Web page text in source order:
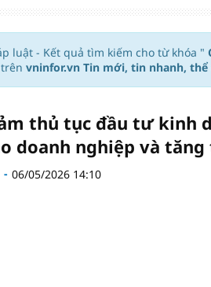
2026/27 nới suất ngoại binh
luật - Kết quả tìm kiếm cho từ khóa "
vninfor.vn Tin mới, tin nhanh,
thủ tục đầu tư kinh
doanh nghiệp và
06/05/2026 14:10